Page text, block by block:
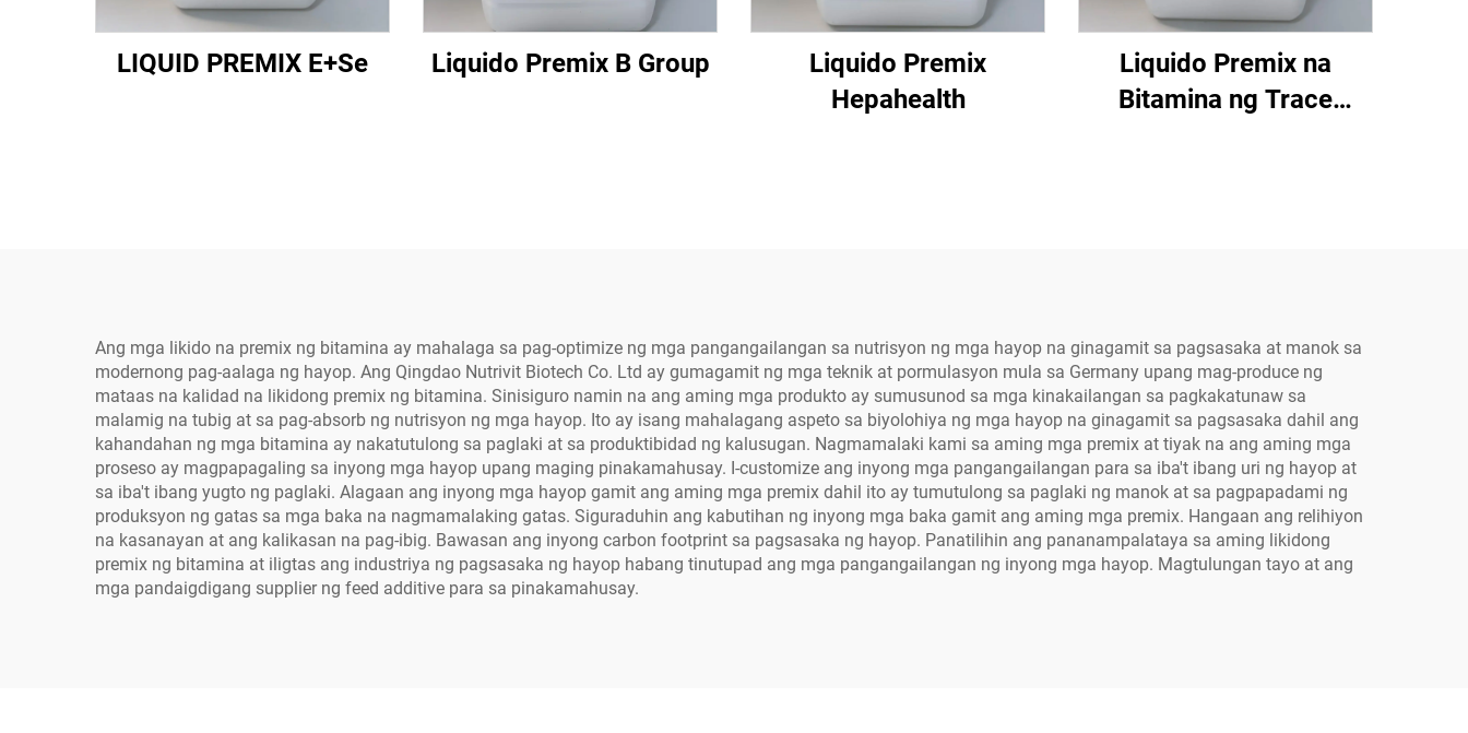
LIQUID PREMIX E+Se Liquido Premix B Group
Liquido Premix
Hepahealth
Liquido Premix na
Bitamina ng Trace
Ang mga likido na premix ng bitamina ay mahalaga sa pag-optimize ng mga pangangailangan sa nutrisyon ng mga hayop na ginagamit sa pagsasaka at manok sa
modernong pag-aalaga ng hayop. Ang Qingdao Nutrivit Biotech Co. Ltd ay gumagamit ng mga teknik at pormulasyon mula sa Germany upang mag-produce ng
mataas na kalidad na likidong premix ng bitamina. Sinisiguro namin na ang aming mga produkto ay sumusunod sa mga kinakailangan sa pagkakatunaw sa
malamig na tubig at sa pag-absorb ng nutrisyon ng mga hayop. Ito ay isang mahalagang aspeto sa biyolohiya ng mga hayop na ginagamit sa pagsasaka dahil ang
kahandahan ng mga bitamina ay nakatutulong sa paglaki at sa produktibidad ng kalusugan. Nagmamalaki kami sa aming mga premix at tiyak na ang aming mga
proseso ay magpapagaling sa inyong mga hayop upang maging pinakamahusay. I-customize ang inyong mga pangangailangan para sa iba't ibang uri ng hayop at
sa iba't ibang yugto ng paglaki. Alagaan ang inyong mga hayop gamit ang aming mga premix dahil ito ay tumutulong sa paglaki ng manok at sa pagpapadami ng
produksyon ng gatas sa mga baka na nagmamalaking gatas. Siguraduhin ang kabutihan ng inyong mga baka gamit ang aming mga premix. Hangaan ang relihiyon
na kasanayan at ang kalikasan na pag-ibig. Bawasan ang inyong carbon footprint sa pagsasaka ng hayop. Panatilihin ang pananampalataya sa aming likidong
premix ng bitamina at iligtas ang industriya ng pagsasaka ng hayop habang tinutupad ang mga pangangailangan ng inyong mga hayop. Magtulungan tayo at ang
mga pandaigdigang supplier ng feed additive para sa pinakamahusay.